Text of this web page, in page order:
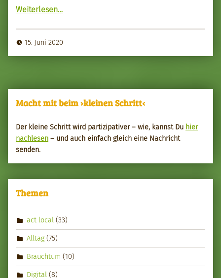
Weit­er­lesen…
15. Juni 2020
Macht mit beim ›kleinen Schritt‹
Der kleine Schritt wird par­tizipa­tiv­er – wie, kannst Du hier
nach­le­sen – und auch ein­fach gle­ich eine Nachricht
senden.
Themen
act local (33)
Alltag (75)
Brauchtum (10)
Digital (8)